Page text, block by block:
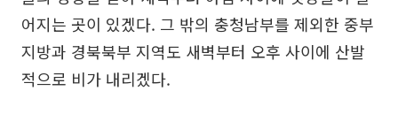
어지는 곳이 있겠다. 그 밖의 충청남부를 제외한 중부
지방과 경북북부 지역도 새벽부터 오후 사이에 산발
적으로 비가 내리겠다.